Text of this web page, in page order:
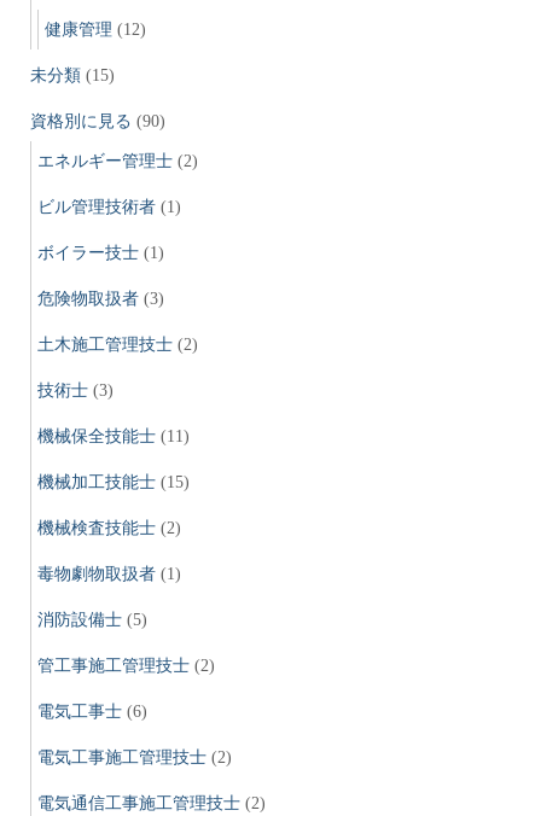
健康管理 (12)
未分類 (15)
資格別に見る (90)
エネルギー管理士 (2)
ビル管理技術者 (1)
ボイラー技士 (1)
危険物取扱者 (3)
土木施工管理技士 (2)
技術士 (3)
機械保全技能士 (11)
機械加工技能士 (15)
機械検査技能士 (2)
毒物劇物取扱者 (1)
消防設備士 (5)
管工事施工管理技士 (2)
電気工事士 (6)
電気工事施工管理技士 (2)
電気通信工事施工管理技士 (2)